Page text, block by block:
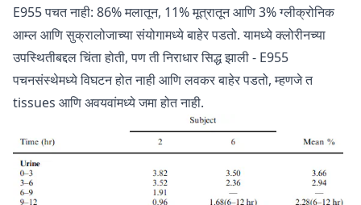
E955 पचत नाही: 86% मलातून, 11% मूत्रातून आणि 3% ग्लीक्रोनिक
आम्ल आणि सुक्रालोजाच्या संयोगामध्ये बाहेर पडतो. यामध्ये क्लोरीनच्या
उपस्थितीबद्दल चिंता होती, पण ती निराधार सिद्ध झाली - E955
पचनसंस्थेमध्ये विघटन होत नाही आणि लवकर बाहेर पडतो, म्हणजे त
tissues आणि अवयवांमध्ये जमा होत नाही.